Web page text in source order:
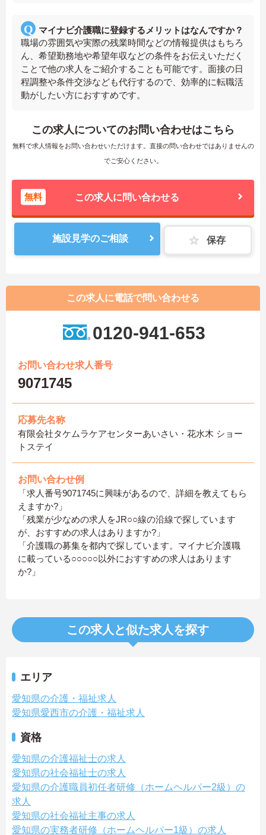
マイナビ介護職に登録するメリットはなんですか？
職場の雰囲気や実際の残業時間などの情報提供はもちろ
ん、希望勤務地や希望年収などの条件をお伝えいただく
ことで他の求人をご紹介することも可能です。面接の日
程調整や条件交渉なども代行するので、効率的に転職活
動がしたい方におすすめです。
この求人についてのお問い合わせはこちら
無料で求人情報をお問い合わせいただけます。直接の問い合わせではありませんの
でご安心ください。
無料 この求人に問い合わせる
施設見学のご相談 保存
この求人に電話で問い合わせる
0120-941-653
お問い合わせ求人番号
9071745
応募先名称
有限会社タケムラケアセンターあいさい・花水木 ショー
トステイ
お問い合わせ例
「求人番号9071745に興味があるので、詳細を教えてもら
えますか?」
「残業が少なめの求人をJR○○線の沿線で探しています
が、おすすめの求人はありますか?」
「介護職の募集を都内で探しています。マイナビ介護職
に載っている○○○○○以外におすすめの求人はあります
か?」
この求人と似た求人を探す
エリア
愛知県の介護・福祉求人
愛知県愛西市の介護・福祉求人
資格
愛知県の介護福祉士の求人
愛知県の社会福祉士の求人
愛知県の介護職員初任者研修（ホームヘルパー2級）の
求人
愛知県の社会福祉主事の求人
愛知県の実務者研修（ホームヘルパー1級）の求人